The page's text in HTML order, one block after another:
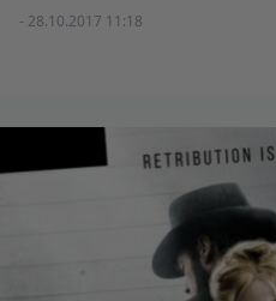
- 28.10.2017 11:18